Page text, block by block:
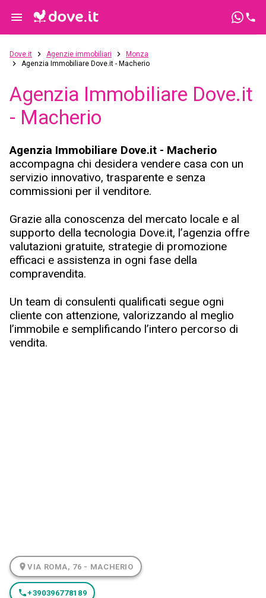
Dove.it Agenzie immobiliari
Monza
Agenzia Immobiliare Dove.it - Macherio
Agenzia Immobiliare Dove.it
- Macherio
Agenzia Immobiliare Dove.it - Macherio
accompagna chi desidera vendere casa con un
servizio innovativo, trasparente e senza
commissioni per il venditore.
Grazie alla conoscenza del mercato locale e al
supporto della tecnologia Dove.it, l’agenzia offre
valutazioni gratuite, strategie di promozione
efficaci e assistenza in ogni fase della
compravendita.
Un team di consulenti qualificati segue ogni
cliente con attenzione, valorizzando al meglio
l’immobile e semplificando l’intero percorso di
vendita.
VIA ROMA, 76 - MACHERIO
+390396778189